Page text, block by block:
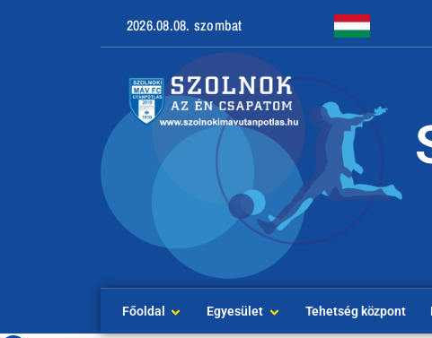
2026.08.08. szombat
Főoldal Egyesület Tehetség központ